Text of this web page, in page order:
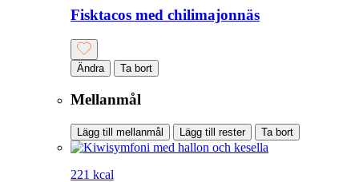
Fisktacos med chilimajonnäs
Ändra Ta bort
Mellanmål
Lägg till mellanmål Lägg till rester Ta bort
221 kcal